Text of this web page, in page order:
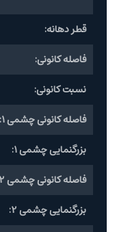
قطر دهانه:
فاصله کانونی:
نسبت کانونی:
فاصله کانونی چشمی 1:
بزرگنمایی چشمی 1:
فاصله کانونی چشمی 2:
بزرگنمایی چشمی 2: